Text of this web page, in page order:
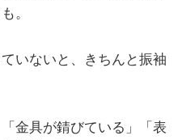
。
いないと、きちんと振袖
金具が錆びている」「表